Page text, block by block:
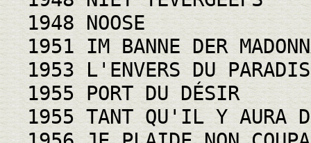
1948 NOOSE
1951 IM BANNE DER
1953 L'ENVERS DU PARADIS
1955 PORT DU DÉSIR
1955 TANT QU'IL Y AURA